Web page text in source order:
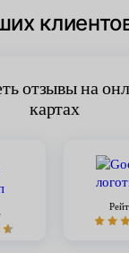
отзывы на
картах